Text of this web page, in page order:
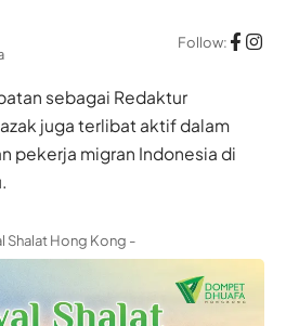
Follow:
sebagai Redaktur
juga terlibat aktif dalam
pekerja migran Indonesia di
Shalat Hong Kong -